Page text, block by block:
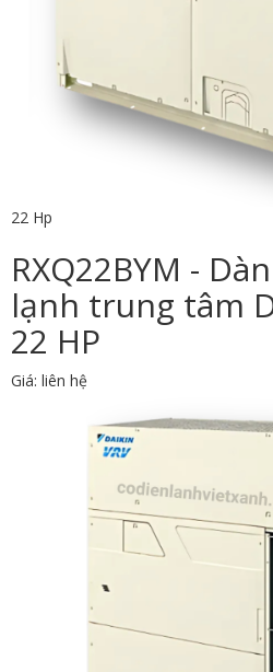
22 Hp
RXQ22BYM -
lạnh trung tâm
22 HP
Giá: liên hệ